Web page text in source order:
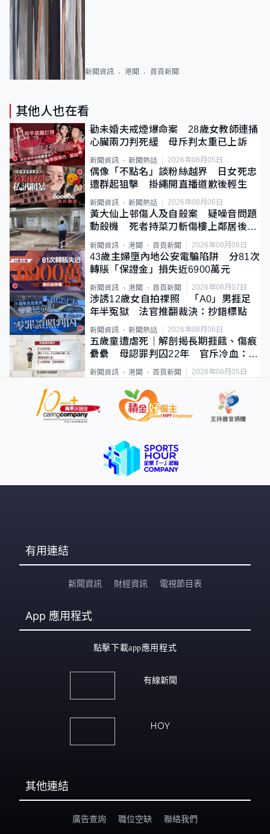
新聞資訊 港聞 首頁新聞
其他人也在看
勸未婚夫戒煙爆命案 28歲女教師連捅
心臟兩刀判死緩 母斥判太重已上訴
新聞資訊 新聞熱話 2026年08月05日
偶像「不點名」談粉絲越界 日女死忠
遭群起狙擊 掛繩開直播道歉後輕生
新聞資訊 新聞熱話 2026年08月06日
黃大仙上邨傷人及自殺案 疑噪音問題
動殺機 死者持菜刀斬傷樓上鄰居後墮
新聞資訊 港聞 首頁新聞 2026年08月08日
43歲主婦墮內地公安電騙陷阱 分81次
轉賬「保證金」損失近6900萬元
新聞資訊 港聞 首頁新聞 2026年08月07日
涉誘12歲女自拍祼照 「A0」男捱足
年半冤獄 法官推翻裁決：抄錯標點
新聞資訊 新聞熱話 2026年08月06日
五歲童遭虐死｜解剖揭長期捱餓、傷痕
纍纍 母認罪判囚22年 官斥冷血：同
類案最惡劣
新聞資訊 港聞 首頁新聞 2026年08月05日
有用連結
新聞資訊 財經資訊 電視節目表
App 應用程式
點擊下載app應用程式
有線新聞
HOY
其他連結
廣告查詢 職位空缺 聯絡我們